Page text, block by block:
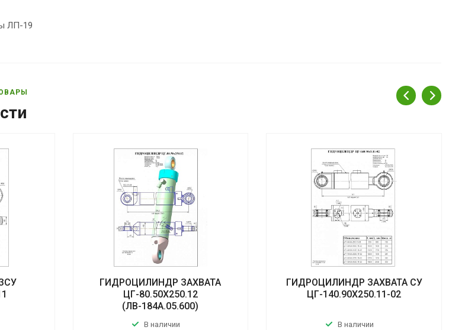
ЛП-19
ГИДРОЦИЛИНДР ЗАХВАТА
ЦГ-80.50Х250.12
(ЛВ-184А.05.600)
В наличии
ГИДРОЦИЛИНДР ЗАХВАТА СУ
ЦГ-140.90Х250.11-02
В наличии